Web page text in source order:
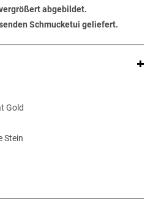
abgebildet.
Schmucketui geliefert.
Gold
Stein